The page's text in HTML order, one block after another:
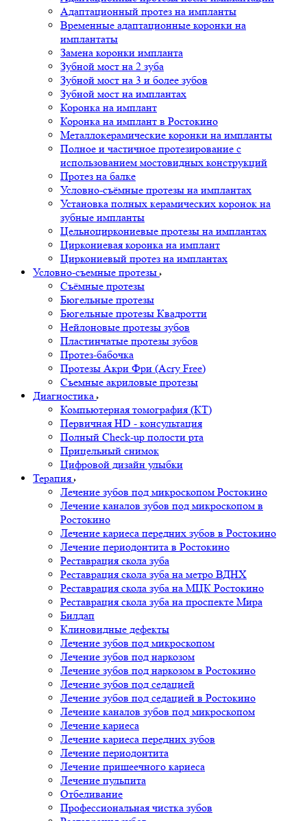
Адаптационный протез на импланты
Временные адаптационные коронки на
имплантаты
Замена коронки импланта
Зубной мост на 2 зуба
Зубной мост на 3 и более зубов
Зубной мост на имплантах
Коронка на имплант
Коронка на имплант в Ростокино
Металлокерамические коронки на импланты
Полное и частичное протезирование с
использованием мостовидных конструкций
Протез на балке
Условно-съёмные протезы на имплантах
Установка полных керамических коронок на
зубные импланты
Цельноциркониевые протезы на имплантах
Циркониевая коронка на имплант
Циркониевый протез на имплантах
Условно-съемные протезы
Съёмные протезы
Бюгельные протезы
Бюгельные протезы Квадротти
Нейлоновые протезы зубов
Пластинчатые протезы зубов
Протез-бабочка
Протезы Акри Фри (Acry Free)
Съемные акриловые протезы
Диагностика
Компьютерная томография (КТ)
Первичная HD - консультация
Полный Check-up полости рта
Прицельный снимок
Цифровой дизайн улыбки
Терапия
Лечение зубов под микроскопом Ростокино
Лечение каналов зубов под микроскопом в
Ростокино
Лечение кариеса передних зубов в Ростокино
Лечение периодонтита в Ростокино
Реставрация скола зуба
Реставрация скола зуба на метро ВДНХ
Реставрация скола зуба на МЦК Ростокино
Реставрация скола зуба на проспекте Мира
Билдап
Клиновидные дефекты
Лечение зубов под микроскопом
Лечение зубов под наркозом
Лечение зубов под наркозом в Ростокино
Лечение зубов под седацией
Лечение зубов под седацией в Ростокино
Лечение каналов зубов под микроскопом
Лечение кариеса
Лечение кариеса передних зубов
Лечение периодонтита
Лечение пришеечного кариеса
Лечение пульпита
Отбеливание
Профессиональная чистка зубов